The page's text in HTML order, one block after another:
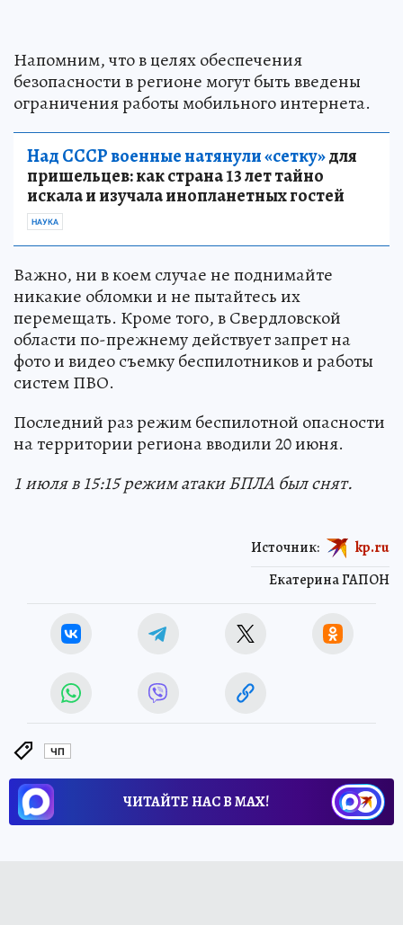
Напомним, что в целях обеспечения
безопасности в регионе могут быть введены
ограничения работы мобильного интернета.
Над СССР военные натянули «сетку»для
пришельцев: как страна 13 лет тайно
искала и изучала инопланетных гостей
НАУКА
Важно, ни в коем случае не поднимайте
никакие обломки и не пытайтесь их
перемещать. Кроме того, в Свердловской
области по-прежнему действует запрет на
фото и видео съемку беспилотников и работы
систем ПВО.
Последний раз режим беспилотной опасности
на территории региона вводили 20 июня.
1 июля в 15:15 режим атаки БПЛА был снят.
Екатерина ГАПОН
Источник: kp.ru
ЧП
ЧИТАЙТЕ НАС В МАХ!